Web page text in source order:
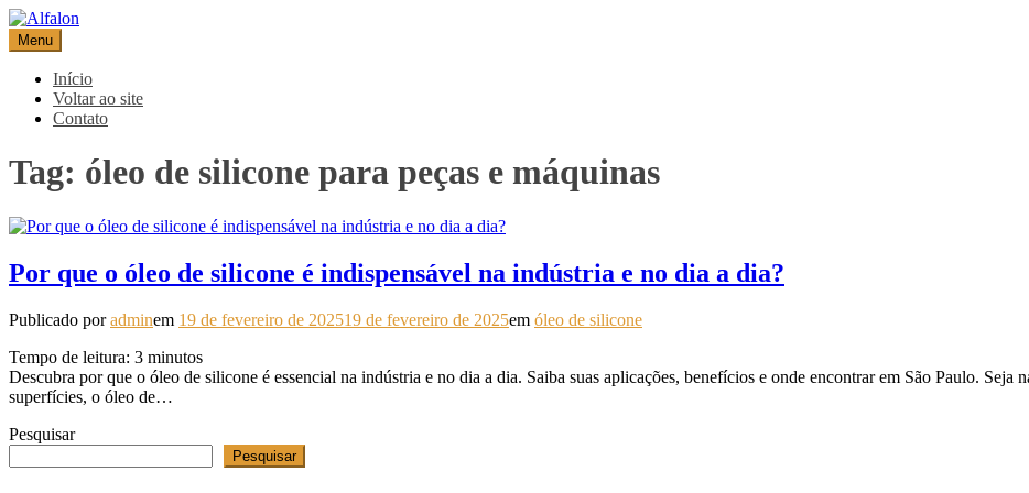
Pular
para
o
conteúdo
Alfalon
comércio e serviços pertinentes aos produtos de embalagens
Menu
Início
Voltar ao site
Contato
Tag: óleo de silicone para peças e máquinas
Por que o óleo de silicone é indispensável na indústria e no dia a dia?
Publicado poradminem 19 de fevereiro de 202519 de fevereiro de 2025em óleo de silicone
Tempo de leitura: 3 minutos
Descubra por que o óleo de silicone é essencial na indústria e no dia a dia. Saiba suas aplicações, benefícios e onde encontrar em São Paulo. Seja
superfícies, o óleo de…
Pesquisar
Pesquisar